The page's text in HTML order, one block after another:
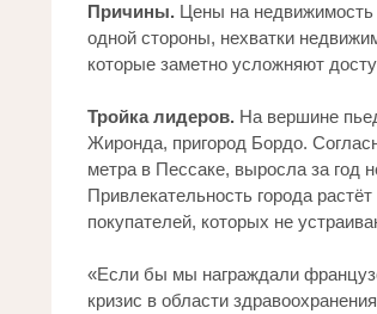
Причины. Цены на недвижимость
одной стороны, нехватки
которые заметно усложняют
Тройка лидеров. На вершине
Жиронда, пригород Бордо.
метра в Пессаке, выросла за год
Привлекательность города
покупателей, которых не
«Если бы мы награждали
кризис в области